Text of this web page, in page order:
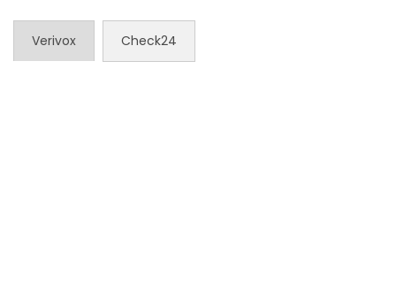
Verivox Check24